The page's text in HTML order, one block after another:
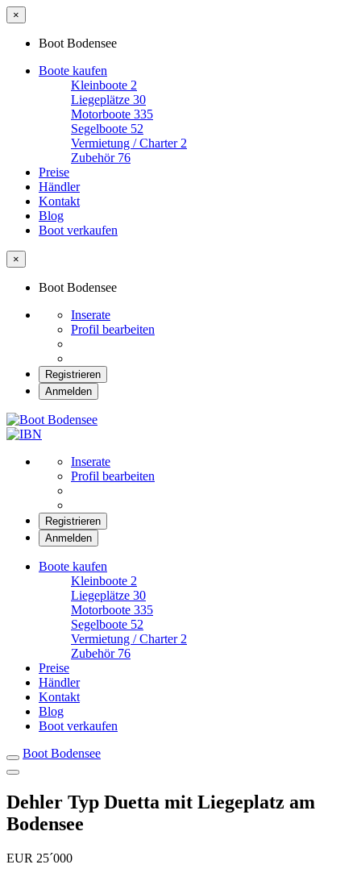
×
Boot Bodensee
Boote kaufen
Kleinboote 2
Liegeplätze 30
Motorboote 335
Segelboote 52
Vermietung / Charter 2
Zubehör 76
Preise
Händler
Kontakt
Blog
Boot verkaufen
×
Boot Bodensee
Inserate
Profil bearbeiten
Registrieren
Anmelden
Inserate
Profil bearbeiten
Registrieren
Anmelden
Boote kaufen
Kleinboote 2
Liegeplätze 30
Motorboote 335
Segelboote 52
Vermietung / Charter 2
Zubehör 76
Preise
Händler
Kontakt
Blog
Boot verkaufen
Boot Bodensee
Dehler Typ Duetta mit Liegeplatz am
Bodensee
EUR 25´000